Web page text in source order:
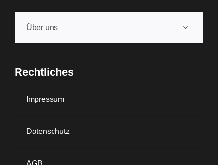
Über uns
Rechtliches
Impressum
Datenschutz
AGB